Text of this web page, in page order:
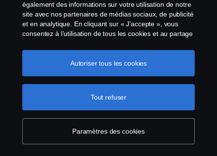
également des informations sur votre utilisation de notre
site avec nos partenaires de médias sociaux, de publicité
et en analytique. En cliquant sur « J’accepte », vous
consentez à l’utilisation de tous les cookies et au partage
cookies en cliquant sur « Paramètres des cookies » et en
sélectionnant les catégories que vous souhaitez
Pour en savoir plus sur la
protection de votre vie privée
Paramètres des cookies
Tout refuser
Autoriser tous les cookies